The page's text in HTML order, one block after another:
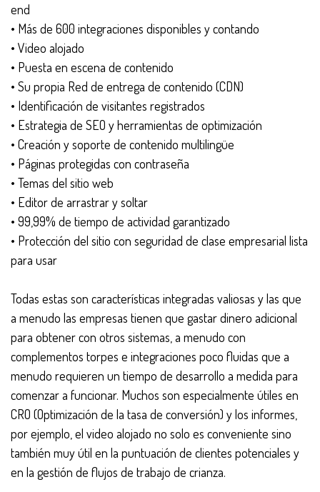
end
• Más de 600 integraciones disponibles y contando
• Video alojado
• Puesta en escena de contenido
• Su propia Red de entrega de contenido (CDN)
• Identificación de visitantes registrados
• Estrategia de SEO y herramientas de optimización
• Creación y soporte de contenido multilingüe
• Páginas protegidas con contraseña
• Temas del sitio web
• Editor de arrastrar y soltar
• 99,99% de tiempo de actividad garantizado
• Protección del sitio con seguridad de clase empresarial lista
para usar
Todas estas son características integradas valiosas y las que
a menudo las empresas tienen que gastar dinero adicional
para obtener con otros sistemas, a menudo con
complementos torpes e integraciones poco fluidas que a
menudo requieren un tiempo de desarrollo a medida para
comenzar a funcionar. Muchos son especialmente útiles en
CRO (Optimización de la tasa de conversión) y los informes,
por ejemplo, el video alojado no solo es conveniente sino
también muy útil en la puntuación de clientes potenciales y
en la gestión de flujos de trabajo de crianza.